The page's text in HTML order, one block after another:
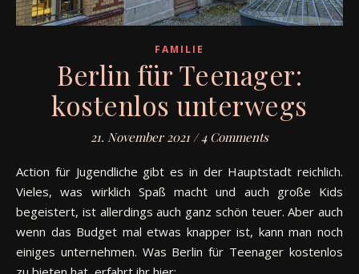
FAMILIE
Berlin für Teenager:
kostenlos unterwegs
21. November 2021 / 4 Comments
Action für Jugendliche gibt es in der Hauptstadt reichlich.
Vieles, was wirklich Spaß macht und auch große Kids
begeistert, ist allerdings auch ganz schön teuer. Aber auch
wenn das Budget mal etwas knapper ist, kann man noch
einiges unternehmen. Was Berlin für Teenager kostenlos